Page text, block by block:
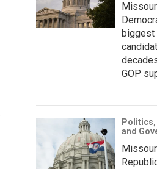
biggest
GOP
and